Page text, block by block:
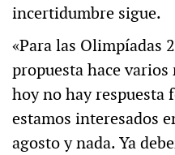
incertidumbre sigue.
«Para las Olimpíadas
propuesta hace varios
hoy no hay respuesta
estamos interesados
agosto y nada. Ya